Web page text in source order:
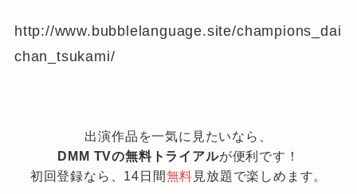
http://www.bubblelanguage.site/champions_dai
chan_tsukami/
出演作品を一気に見たいなら、
DMM TVの無料トライアルが便利です！
初回登録なら、14日間無料 見放題で楽しめます。